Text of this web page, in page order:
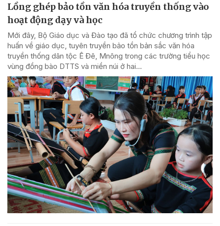
Lồng ghép bảo tồn văn hóa truyền thống vào
hoạt động dạy và học
Mới đây, Bộ Giáo dục và Đào tạo đã tổ chức chương trình tập
huấn về giáo dục, tuyên truyền bảo tồn bản sắc văn hóa
truyền thống dân tộc Ê Đê, Mnông trong các trường tiểu học
vùng đồng bào DTTS và miền núi ở hai...